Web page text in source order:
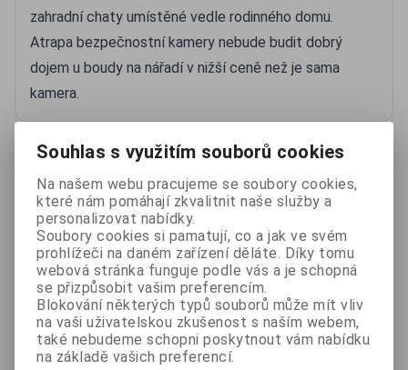
zahradní chaty umístěné vedle rodinného domu.
Atrapa bezpečnostní kamery nebude budit dobrý
dojem u boudy na nářadí v nižší ceně než je sama
kamera.
Další informace naleznete také v...
Jak ohlídat okno s otevřenou ventilačkou
Zabezpečení samostatně stojící garáže
Srovnání atrap bezpečnostních kamer
Souhlas s využitím souborů cookies
Na našem webu pracujeme se soubory cookies,
které nám pomáhají zkvalitnit naše služby a
personalizovat nabídky.
Soubory cookies si pamatují, co a jak ve svém
prohlížeči na daném zařízení děláte. Díky tomu
webová stránka funguje podle vás a je schopná
se přizpůsobit vašim preferencím.
Blokování některých typů souborů může mít vliv
na vaši uživatelskou zkušenost s naším webem,
také nebudeme schopni poskytnout vám nabídku
na základě vašich preferencí.